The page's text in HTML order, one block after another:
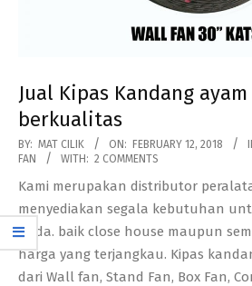
Jual Kipas Kandang
berkualitas
2018-
02-
12
BY: MAT CILIK ON: FEBRUARY 12, 2018
FAN
WITH: 2 COMMENTS
Kami merupakan distributor
menyediakan segala kebutuhan
anda. baik close house maupun
harga yang terjangkau. Kipas
dari Wall fan, Stand Fan, Box Fan,